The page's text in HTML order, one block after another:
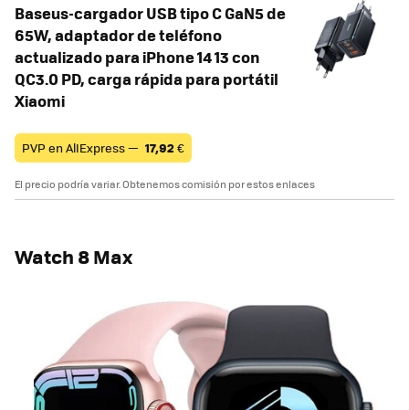
Baseus-cargador USB tipo C GaN5 de
65W, adaptador de teléfono
actualizado para iPhone 14 13 con
QC3.0 PD, carga rápida para portátil
Xiaomi
PVP en AlIExpress — 17,92 €
El precio podría variar. Obtenemos comisión por estos enlaces
Watch 8 Max